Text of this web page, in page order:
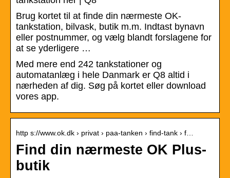
Brug kortet til at finde din nærmeste OK-
tankstation, bilvask, butik m.m. Indtast bynavn
eller postnummer, og vælg blandt forslagene for
at se yderligere …
Med mere end 242 tankstationer og
automatanlæg i hele Danmark er Q8 altid i
nærheden af dig. Søg på kortet eller download
vores app.
http s://www.ok.dk › privat › paa-tanken › find-tank › f…
Find din nærmeste OK Plus-
butik